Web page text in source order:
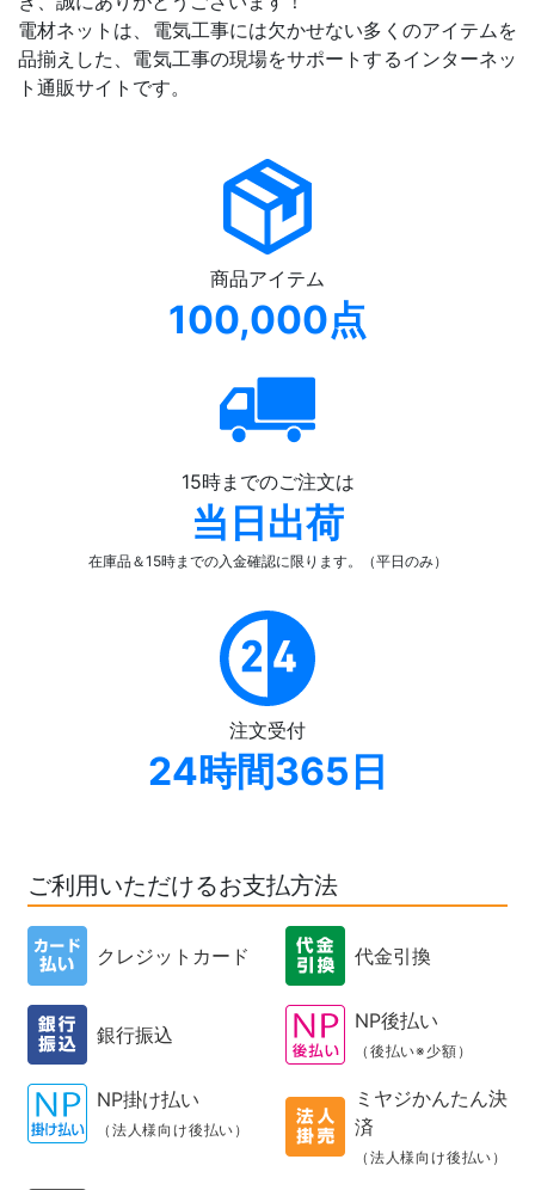
電材ネットは、電気工事には欠かせない多くのアイテムを
品揃えした、電気工事の現場をサポートするインターネッ
ト通販サイトです。
商品アイテム
100,000点
15時までのご注文は
当日出荷
在庫品＆15時までの入金確認に限ります。（平日のみ）
注文受付
24時間365日
ご利用いただけるお支払方法
クレジットカード 代金引換
銀行振込
NP後払い
（後払い※少額）
NP掛け払い
（法人様向け後払い）
ミヤジかんたん決
済
（法人様向け後払い）